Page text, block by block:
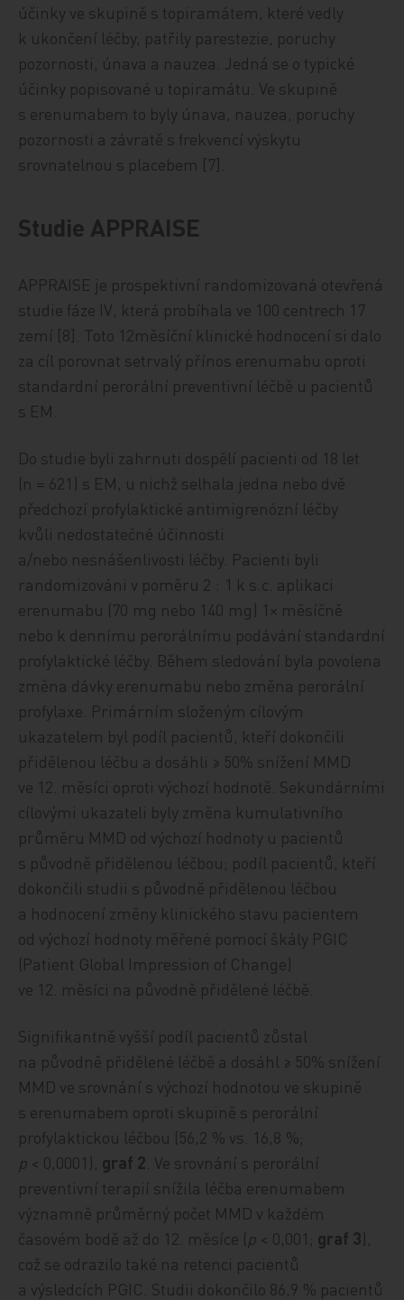
účinky ve skupině s topiramátem, které vedly
k ukončení léčby, patřily parestezie, poruchy
pozornosti, únava a nauzea. Jedná se o typické
účinky popisované u topiramátu. Ve skupině
s erenumabem to byly únava, nauzea, poruchy
pozornosti a závratě s frekvencí výskytu
srovnatelnou s placebem [7].
Studie APPRAISE
APPRAISE je prospektivní randomizovaná otevřená
studie fáze IV, která probíhala ve 100 centrech 17
zemí [8]. Toto 12měsíční klinické hodnocení si dalo
za cíl porovnat setrvalý přínos erenumabu oproti
standardní perorální preventivní léčbě u pacientů
s EM.
Do studie byli zahrnuti dospělí pacienti od 18 let
(n = 621) s EM, u nichž selhala jedna nebo dvě
předchozí profylaktické antimigrenózní léčby
kvůli nedostatečné účinnosti
a/nebo nesnášenlivosti léčby. Pacienti byli
randomizováni v poměru 2 : 1 k s.c. aplikaci
erenumabu (70 mg nebo 140 mg) 1× měsíčně
nebo k dennímu perorálnímu podávání standardní
profylaktické léčby. Během sledování byla povolena
změna dávky erenumabu nebo změna perorální
profylaxe. Primárním složeným cílovým
ukazatelem byl podíl pacientů, kteří dokončili
přidělenou léčbu a dosáhli ≥ 50% snížení MMD
ve 12. měsíci oproti výchozí hodnotě. Sekundárními
cílovými ukazateli byly změna kumulativního
průměru MMD od výchozí hodnoty u pacientů
s původně přidělenou léčbou; podíl pacientů, kteří
dokončili studii s původně přidělenou léčbou
a hodnocení změny klinického stavu pacientem
od výchozí hodnoty měřené pomocí škály PGIC
(Patient Global Im­pres­sion of Change)
ve 12. měsíci na původně přidělené léčbě.
Signifikantně vyšší podíl pacientů zůstal
na původně přidělené léčbě a dosáhl ≥ 50% snížení
MMD ve srovnání s výchozí hodnotou ve skupině
s erenumabem oproti skupině s perorální
profylaktickou léčbou (56,2 % vs. 16,8 %;
p < 0,0001), graf 2 . Ve srovnání s perorální
preventivní terapií snížila léčba erenumabem
významně průměrný počet MMD v každém
časovém bodě až do 12. měsíce (p < 0,001; graf 3),
což se odrazilo také na retenci pacientů
a výsledcích PGIC. Studii dokončilo 86,9 % pacientů